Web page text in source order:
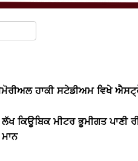
ਹਾਕੀ ਸਟੇਡੀਅਮ ਵਿਖੇ
ਕਿਊਬਿਕ ਮੀਟਰ ਭੂਮੀਗਤ